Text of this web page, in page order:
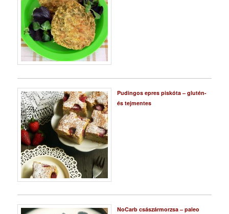
Pudingos epres piskóta – glutén-
és tejmentes
NoCarb császármorzsa – paleo